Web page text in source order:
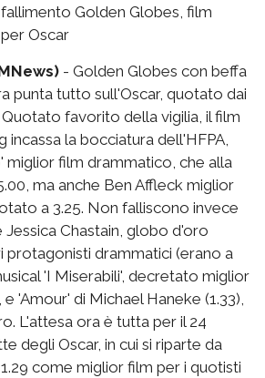
Golden Globes, film
Oscar
- Golden Globes con beffa
punta tutto sull'Oscar, quotato dai
favorito della vigilia, il film
incassa la bocciatura dell'HFPA,
miglior film drammatico, che alla
ma anche Ben Affleck miglior
a 3.25. Non falliscono invece
Jessica Chastain, globo d'oro
drammatici (erano a
'I Miserabili', decretato miglior
'Amour' di Michael Haneke (1.33),
L'attesa ora è tutta per il 24
degli Oscar, in cui si riparte da
come miglior film per i quotisti